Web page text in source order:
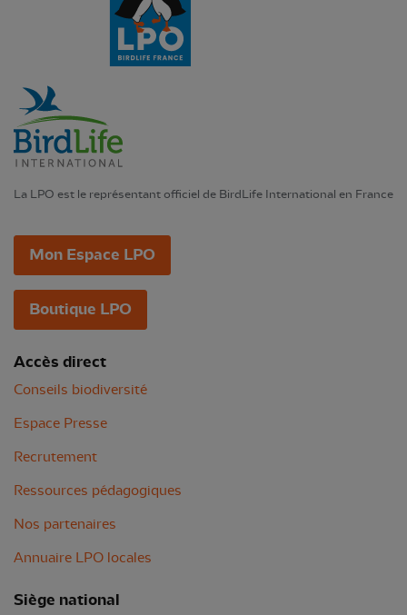
La LPO est le représentant officiel de BirdLife International en France
Mon Espace LPO
Boutique LPO
Accès direct
Conseils biodiversité
Espace Presse
Recrutement
Ressources pédagogiques
Nos partenaires
Annuaire LPO locales
Siège national